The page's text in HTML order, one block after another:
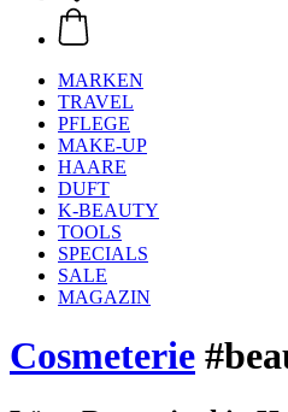
MARKEN
TRAVEL
PFLEGE
MAKE-UP
HAARE
DUFT
K-BEAUTY
TOOLS
SPECIALS
SALE
MAGAZIN
Cosmeterie